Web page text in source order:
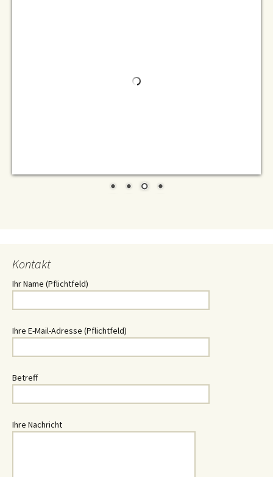
Kontakt
Ihr Name (Pflichtfeld)
Ihre E-Mail-Adresse (Pflichtfeld)
Betreff
Ihre Nachricht